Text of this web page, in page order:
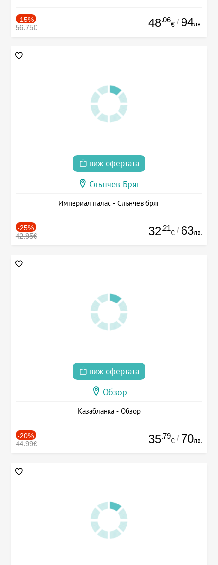
-15%
56.75€ 48.06
€ / 94лв.
виж офертата
Слънчев Бряг
Империал палас - Слънчев бряг
-25%
42.95€ 32.21
€ / 63лв.
виж офертата
Обзор
Казабланка - Обзор
-20%
44.99€ 35.79
€ / 70лв.